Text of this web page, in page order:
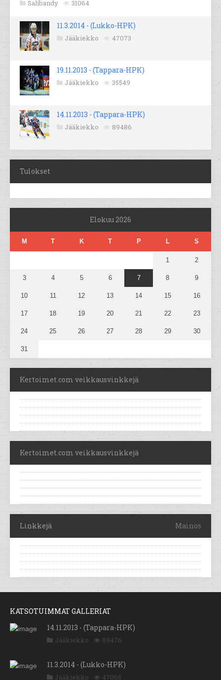
Salibandy 31064
11.3.2014 - (Lukko-HPK)
Jääkiekko 47073
19.11.2013 - (Tappara-HPK)
Jääkiekko 35549
14.11.2013 - (Tappara-HPK)
Jääkiekko 89486
Tulokset
Elokuu 2026
M T K T P L S
1 2
3 4 5 6 7 8 9
10 11 12 13 14 15 16
17 18 19 20 21 22 23
24 25 26 27 28 29 30
31
Kertoimet.com veikkausvinkkejä
Kertoimet.com veikkausvinkkejä
Linkkejä Mainos
KATSOTUIMMAT GALLERIAT
14.11.2013 - (Tappara-HPK)
Jääkiekko 89476
11.3.2014 - (Lukko-HPK)
Jääkiekko 47065